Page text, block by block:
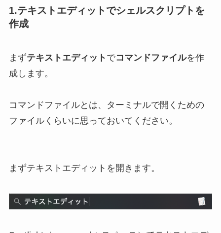
1.テキストエディットでシェルスクリプトを
作成
まずテキストエディット でコマンドファイルを作
成します。
コマンドファイルとは、ターミナルで開くための
ファイルくらいに思っておいてください。
まずテキストエディットを開きます。